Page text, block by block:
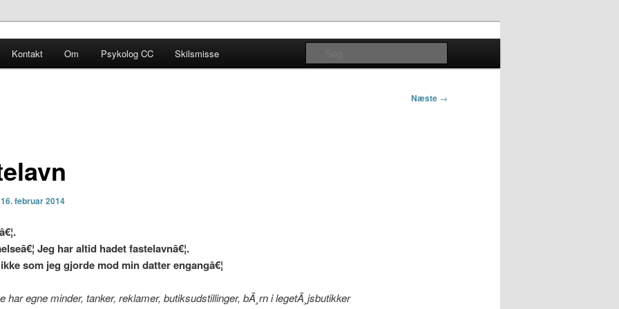
Kontakt Om Psykolog CC Skilsmisse
Næste →
16. februar 2014
Jeg har altid hadet fastelavnâ€¦.
som jeg gjorde mod min datter engangâ€¦
har egne minder, tanker, reklamer, butiksudstillinger, bÃ¸rn i legetÃ¸jsbutikker